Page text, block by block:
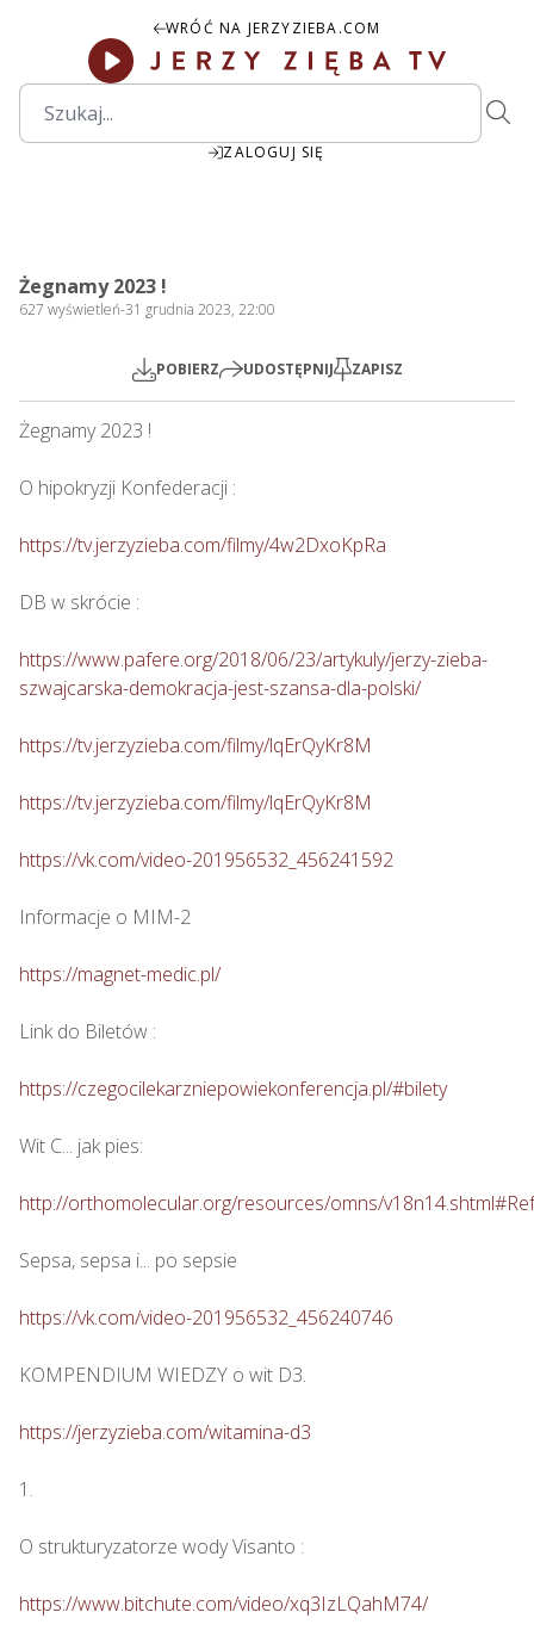
WRÓĆ NA JERZYZIEBA.COM
ZALOGUJ SIĘ
Żegnamy 2023 !
627 wyświetleń-31 grudnia 2023, 22:00
POBIERZ UDOSTĘPNIJ ZAPISZ
Żegnamy 2023 !
O hipokryzji Konfederacji :
https://tv.jerzyzieba.com/filmy/4w2DxoKpRa
DB w skrócie :
https://www.pafere.org/2018/06/23/artykuly/jerzy-zieba-
szwajcarska-demokracja-jest-szansa-dla-polski/
https://tv.jerzyzieba.com/filmy/lqErQyKr8M
https://tv.jerzyzieba.com/filmy/lqErQyKr8M
https://vk.com/video-201956532_456241592
Informacje o MIM-2
https://magnet-medic.pl/
Link do Biletów :
https://czegocilekarzniepowiekonferencja.pl/#bilety
Wit C... jak pies:
http://orthomolecular.org/resources/omns/
Sepsa, sepsa i... po sepsie
https://vk.com/video-201956532_456240746
KOMPENDIUM WIEDZY o wit D3.
https://jerzyzieba.com/witamina-d3
1.
O strukturyzatorze wody Visanto :
https://www.bitchute.com/video/xq3IzLQahM74/